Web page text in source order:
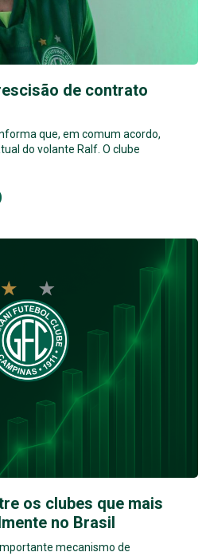
de contrato
que, em comum acordo,
do volante Ralf. O clube
os clubes que mais
no Brasil
mecanismo de